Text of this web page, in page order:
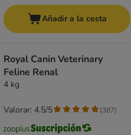
Añadir a la cesta
Royal Canin Veterinary
Feline Renal
4 kg
Valorar: 4.5/5 (387)